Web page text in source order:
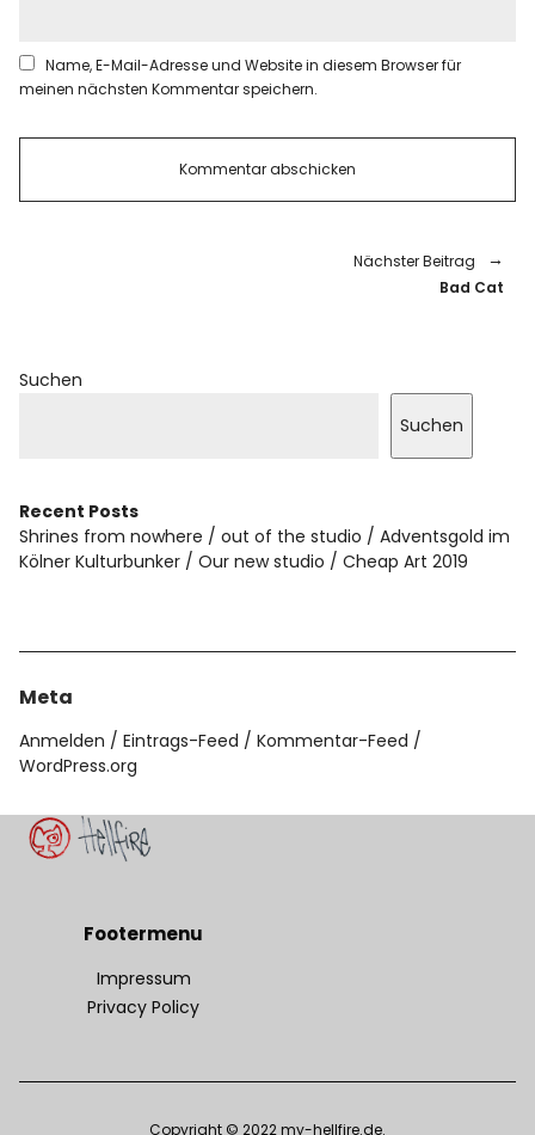
Name, E-Mail-Adresse und Website in diesem Browser für
meinen nächsten Kommentar speichern.
Nächster Beitrag
Bad Cat
Suchen
Suchen
Recent Posts
Shrines from nowhere
out of the studio
Adventsgold im
Kölner Kulturbunker
Our new studio Cheap Art 2019
Meta
Anmelden Eintrags-Feed
Kommentar-Feed
WordPress.org
Footermenu
Impressum
Privacy Policy
Copyright © 2022 my-hellfire.de